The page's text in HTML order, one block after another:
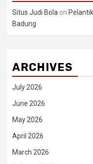
Situs Judi Bola on
Badung
ARCHIVES
July 2026
June 2026
May 2026
April 2026
March 2026